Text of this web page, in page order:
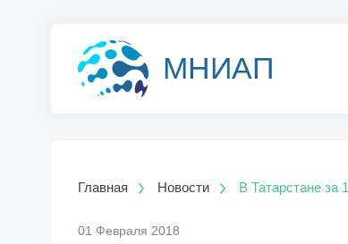
МНИАП
Главная Новости В Татарстане за
01 Февраля 2018